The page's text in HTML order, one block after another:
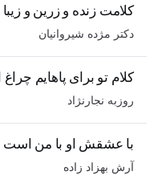
کلامت زنده و زرین و زیبا
دکتر مژده شیروانیان
کلام تو برای پاهایم
روزبه نجارنژاد
با عشقش او با من است
آرش بهزاد زاده